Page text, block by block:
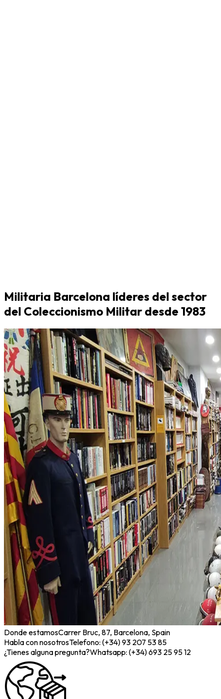
Militaria Barcelona líderes del sector
del Coleccionismo Militar desde 1983
Donde estamosCarrer Bruc, 87, Barcelona, Spain
Habla con nosotrosTelefono: (+34) 93 207 53 85
¿Tienes alguna pregunta?Whatsapp: (+34) 693 25 95 12